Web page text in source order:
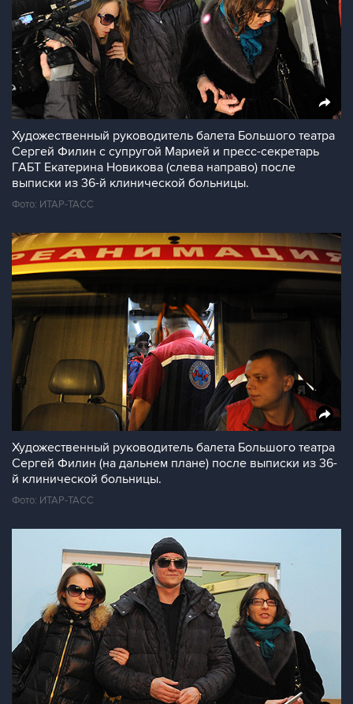
Художественный руководитель балета Большого театра
Сергей Филин с супругой Марией и пресс-секретарь
ГАБТ Екатерина Новикова (слева направо) после
выписки из 36-й клинической больницы.
Фото: ИТАР-ТАСС
Художественный руководитель балета Большого театра
Сергей Филин (на дальнем плане) после выписки из 36-
й клинической больницы.
Фото: ИТАР-ТАСС